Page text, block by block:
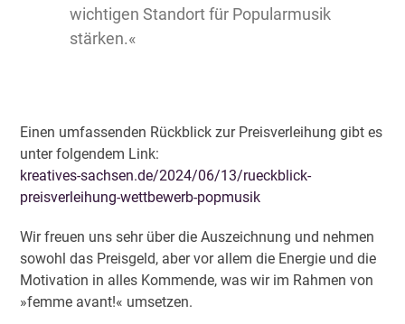
wichtigen Standort für Popularmusik
stärken.«
Einen umfassenden Rückblick zur Preisverleihung gibt es
unter folgendem Link:
kreatives-sachsen.de/2024/06/13/rueckblick-
preisverleihung-wettbewerb-popmusik
Wir freuen uns sehr über die Auszeichnung und nehmen
sowohl das Preisgeld, aber vor allem die Energie und die
Motivation in alles Kommende, was wir im Rahmen von
»femme avant!« umsetzen.